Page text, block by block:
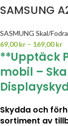
SAMSUNG
SASMUNG Skal/
69,00kr – 169,00kr
**Upptäck
mobil –
Skydda och
sortiment av